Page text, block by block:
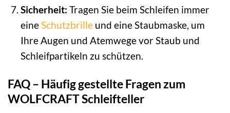
Sicherheit: Tragen Sie beim Schleifen immer
eine Schutzbrilleund eine Staubmaske, um
Ihre Augen und Atemwege vor Staub und
Schleifpartikeln zu schützen.
FAQ – Häufig gestellte Fragen zum
WOLFCRAFT Schleifteller